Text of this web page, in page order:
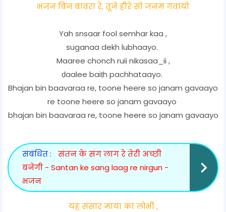
भजन बिन बावरा रे, तूने हीरे सो जनम गवायो
Yah snsaar fool semhar kaa ,
suganaa dekh lubhaayo.
Maaree chonch ruii nikasaa_ii ,
ḍaalee baiṭh pachhataayo.
Bhajan bin baavaraa re, toone heere so janam gavaayo
re toone heere so janam gavaayo
bhajan bin baavaraa re, toone heere so janam gavaayo
संबंधित :
संतन के संग लाग रे तेरी अच्छी
बनेगी - Santan ke sang laag re nirgun -
भजन
यह संसार माया का लोभी ,